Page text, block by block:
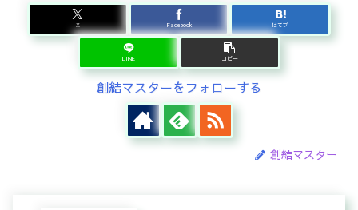
X Facebook はてブ
LINE コピー
創結マスターをフォローする
創結マスター